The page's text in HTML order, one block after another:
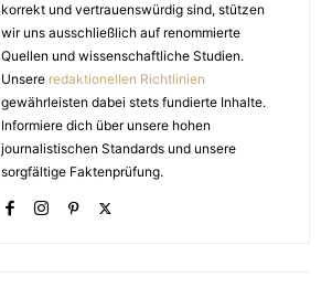
korrekt und vertrauenswürdig sind, stützen
wir uns ausschließlich auf renommierte
Quellen und wissenschaftliche Studien.
Unsere redaktionellen Richtlinien
gewährleisten dabei stets fundierte Inhalte.
Informiere dich über unsere hohen
journalistischen Standards und unsere
sorgfältige Faktenprüfung.